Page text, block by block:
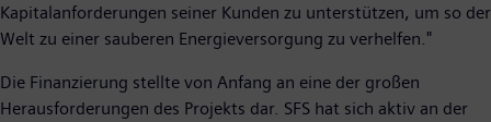
Kapitalanforderungen seiner Kunden zu unterstützen, um so der
Welt zu einer sauberen Energieversorgung zu verhelfen."
Die Finanzierung stellte von Anfang an eine der großen
Herausforderungen des Projekts dar. SFS hat sich aktiv an der